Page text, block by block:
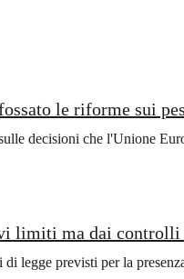
le riforme sui
decisioni che l'Unione
limiti ma dai controlli
legge previsti per la